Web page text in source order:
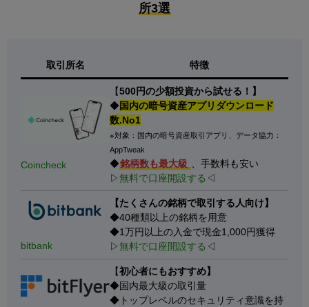
所3選
取引所名 特徴
Coincheck
【500円の少額投資から試せる！】
◆国内の暗号資産アプリダウンロード
数.No1
※対象：国内の暗号資産取引アプリ、データ協力：
AppTweak
◆銘柄数も最大級 、手数料も安い
▷無料で口座開設する ◁
bitbank
【たくさんの銘柄で取引する人向け】
◆40種類以上の銘柄を用意
◆1万円以上の入金で現金1,000円獲得
▷無料で口座開設する ◁
【初心者にもおすすめ】
◆国内最大級の取引量
◆トップレベルのセキュリティ意識を持